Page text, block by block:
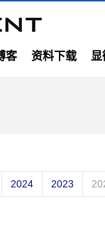
客 资料下载
2024 2023